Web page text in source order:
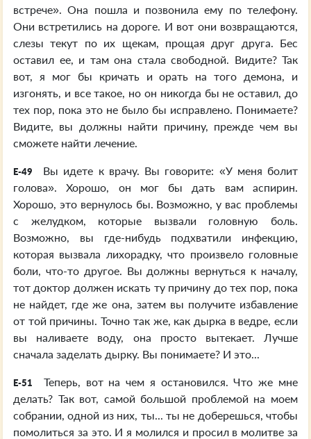
встрече». Она пошла и позвонила ему по телефону.
Они встретились на дороге. И вот они возвращаются,
слезы текут по их щекам, прощая друг друга. Бес
оставил ее, и там она стала свободной. Видите? Так
вот, я мог бы кричать и орать на того демона, и
изгонять, и все такое, но он никогда бы не оставил, до
тех пор, пока это не было бы исправлено. Понимаете?
Видите, вы должны найти причину, прежде чем вы
сможете найти лечение.
E-49
Вы идете к врачу. Вы говорите: «У меня болит
голова». Хорошо, он мог бы дать вам аспирин.
Хорошо, это вернулось бы. Возможно, у вас проблемы
с желудком, которые вызвали головную боль.
Возможно, вы где-нибудь подхватили инфекцию,
которая вызвала лихорадку, что произвело головные
боли, что-то другое. Вы должны вернуться к началу,
тот доктор должен искать ту причину до тех пор, пока
не найдет, где же она, затем вы получите избавление
от той причины. Точно так же, как дырка в ведре, если
вы наливаете воду, она просто вытекает. Лучше
сначала заделать дырку. Вы понимаете? И это...
E-51
Теперь, вот на чем я остановился. Что же мне
делать? Так вот, самой большой проблемой на моем
собрании, одной из них, ты... ты не доберешься, чтобы
помолиться за это. И я молился и просил в молитве за